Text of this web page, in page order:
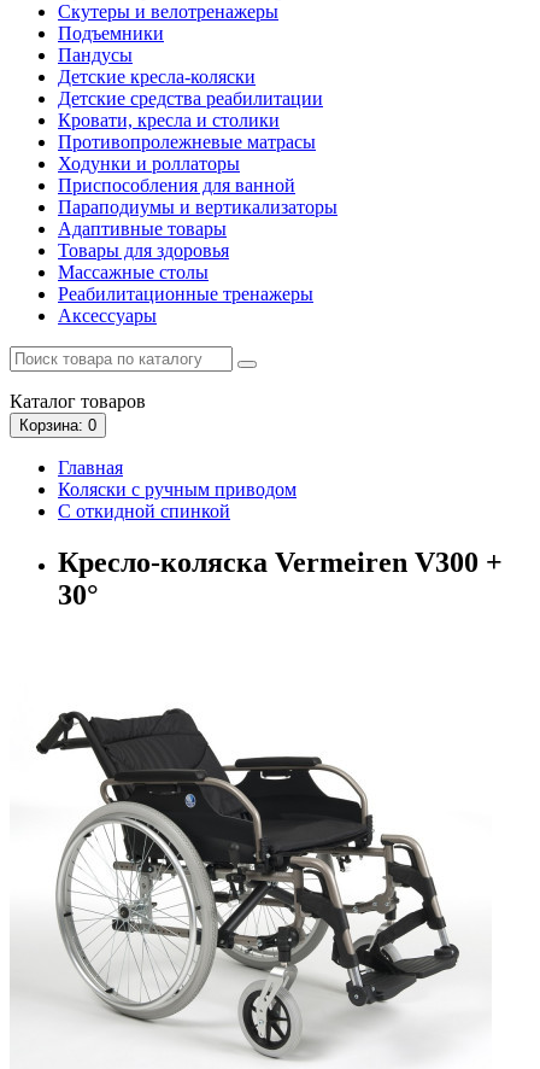
Скутеры и велотренажеры
Подъемники
Пандусы
Детские кресла-коляски
Детские средства реабилитации
Кровати, кресла и столики
Противопролежневые матрасы
Ходунки и роллаторы
Приспособления для ванной
Параподиумы и вертикализаторы
Адаптивные товары
Товары для здоровья
Массажные столы
Реабилитационные тренажеры
Аксессуары
Каталог товаров
Корзина: 0
Главная
Коляски с ручным приводом
С откидной спинкой
Кресло-коляска Vermeiren V300 +
30°